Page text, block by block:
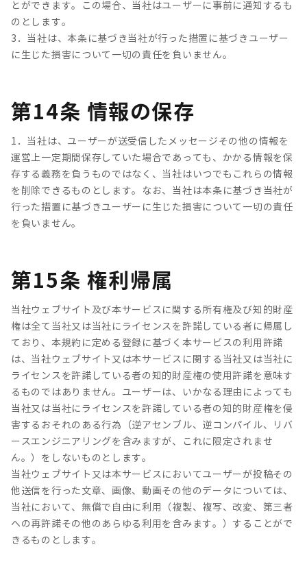
とができます。この場合、当社はユーザーに事前に通知するも
のとします。
3．当社は、本条に基づき当社が行った措置に基づきユーザー
に生じた損害について一切の責任を負いません。
1．当社は、ユーザーが送受信したメッセージその他の情報を
運営上一定期間保存していた場合であっても、かかる情報を保
存する義務を負うものではなく、当社はいつでもこれらの情報
を削除できるものとします。なお、当社は本条に基づき当社が
行った措置に基づきユーザーに生じた損害について一切の責任
を負いません。
第14条 情報の保存
当社ウェブサイト及び本サービスに関する所有権及び知的財産
権は全て当社又は当社にライセンスを許諾している者に帰属し
ており、本規約に定める登録に基づく本サービスの利用許諾
は、当社ウェブサイト又は本サービスに関する当社又は当社に
ライセンスを許諾している者の知的財産権の使用許諾を意味す
るものではありません。ユーザーは、いかなる理由によっても
当社又は当社にライセンスを許諾している者の知的財産権を侵
害するおそれのある行為（逆アセンブル、逆コンパイル、リバ
ースエンジニアリングを含みますが、これに限定されませ
ん。）をしないものとします。
当社ウェブサイト又は本サービスにおいてユーザーが投稿その
他送信を行った文章、画像、動画その他のデータについては、
当社において、無償で自由に利用（複製、複写、改変、第三者
への再許諾その他のあらゆる利用を含みます。）することがで
きるものとします。
第15条 権利帰属